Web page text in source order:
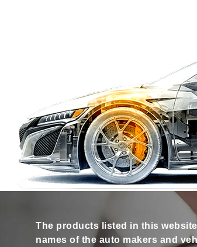
The products listed in this
names of the auto makers and